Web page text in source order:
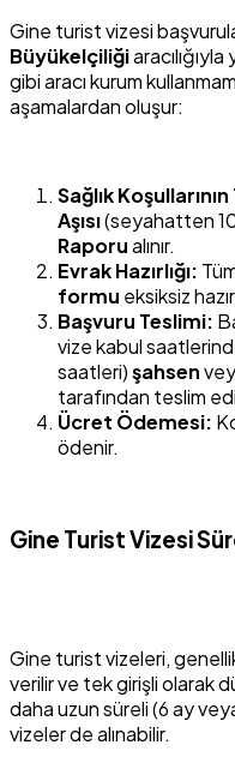
Gine turist vizesi
Büyükelçiliği
gibi aracı kurum
aşamalardan oluşur:
Sağlık
Aşısı(seyahatten
Raporualınır.
Evrak Hazırlığı:
formu eksiksiz
Başvuru Teslimi:
vize kabul
saatleri)şahsen
tarafından teslim
Ücret Ödemesi:
ödenir.
Gine Turist Vizesi
Gine turist vizeleri,
verilir ve tek girişli olarak
daha uzun süreli (6 ay
vizeler de alınabilir.